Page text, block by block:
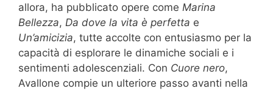
allora, ha pubblicato opere come Marina
Bellezza, Da dove la vita è perfetta e
Un’amicizia, tutte accolte con entusiasmo per la
capacità di esplorare le dinamiche sociali e i
sentimenti adolescenziali. Con Cuore nero,
Avallone compie un ulteriore passo avanti nella